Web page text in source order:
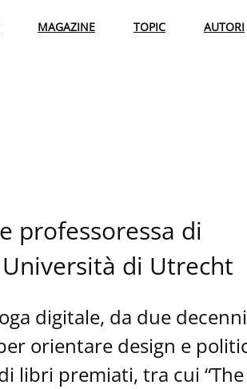
MAGAZINE TOPIC AUTORI
professoressa di
di Utrecht
digitale, da due decenni
orientare design e
libri premiati, tra cui “The